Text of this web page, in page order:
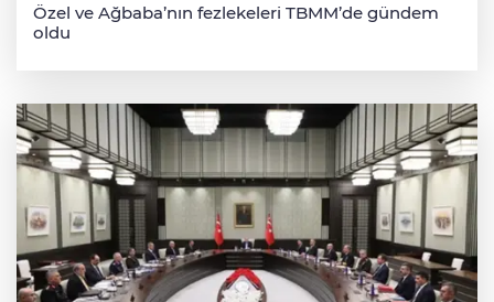
Özel ve Ağbaba’nın fezlekeleri TBMM’de gündem
oldu